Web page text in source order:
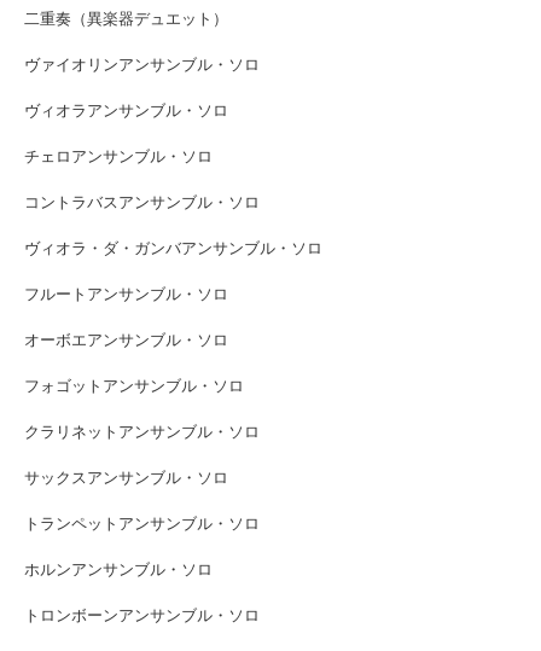
二重奏（異楽器デュエット）
ヴァイオリンアンサンブル・ソロ
ヴィオラアンサンブル・ソロ
チェロアンサンブル・ソロ
コントラバスアンサンブル・ソロ
ヴィオラ・ダ・ガンバアンサンブル・ソロ
フルートアンサンブル・ソロ
オーボエアンサンブル・ソロ
フォゴットアンサンブル・ソロ
クラリネットアンサンブル・ソロ
サックスアンサンブル・ソロ
トランペットアンサンブル・ソロ
ホルンアンサンブル・ソロ
トロンボーンアンサンブル・ソロ